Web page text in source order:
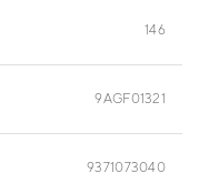
146
9AGF01321
9371073040